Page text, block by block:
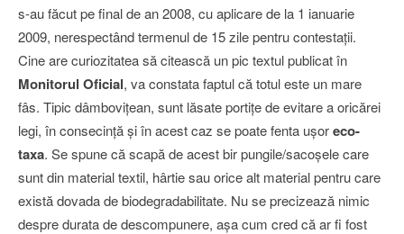
s-au făcut pe final de an 2008, cu aplicare de la 1 ianuarie
2009, nerespectând termenul de 15 zile pentru contestaţii.
Cine are curiozitatea să citească un pic textul publicat în
Monitorul Oficial, va constata faptul că totul este un mare
fâs. Tipic dâmboviţean, sunt lăsate portiţe de evitare a oricărei
legi, în consecinţă şi în acest caz se poate fenta uşoreco-
taxa. Se spune că scapă de acest bir pungile/sacoşele care
sunt din material textil, hârtie sau orice alt material pentru care
există dovada de biodegradabilitate. Nu se precizează nimic
despre durata de descompunere, aşa cum cred că ar fi fost